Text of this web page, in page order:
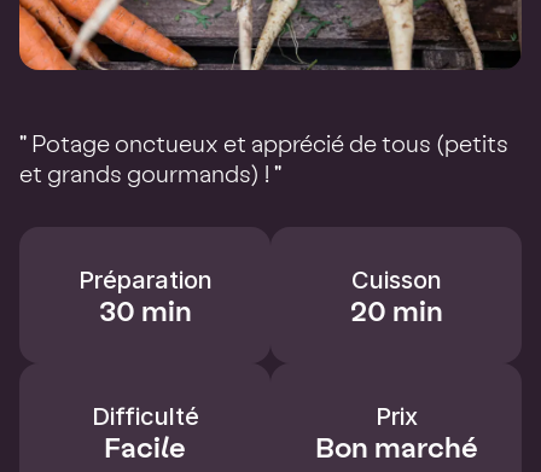
" Potage onctueux et apprécié de tous (petits
et grands gourmands) ! "
Préparation
30 min
Cuisson
20 min
Difficulté
Facile
Prix
Bon marché